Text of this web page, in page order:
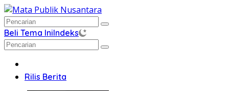
Langsung
ke
konten
Beli Tema IniIndeks
Rilis Berita